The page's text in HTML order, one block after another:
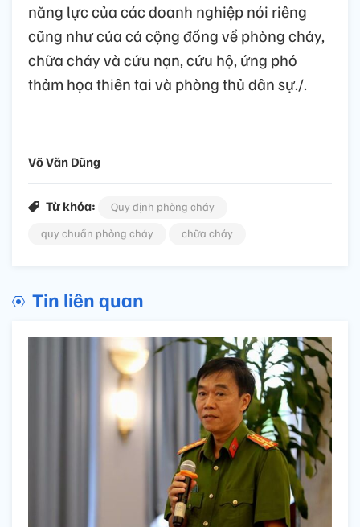
năng lực của các doanh nghiệp nói riêng
cũng như của cả cộng đồng về phòng cháy,
chữa cháy và cứu nạn, cứu hộ, ứng phó
thảm họa thiên tai và phòng thủ dân sự./.
Võ Văn Dũng
Từ khóa:
Quy định phòng cháy
quy chuẩn phòng cháy
chữa cháy
Tin liên quan